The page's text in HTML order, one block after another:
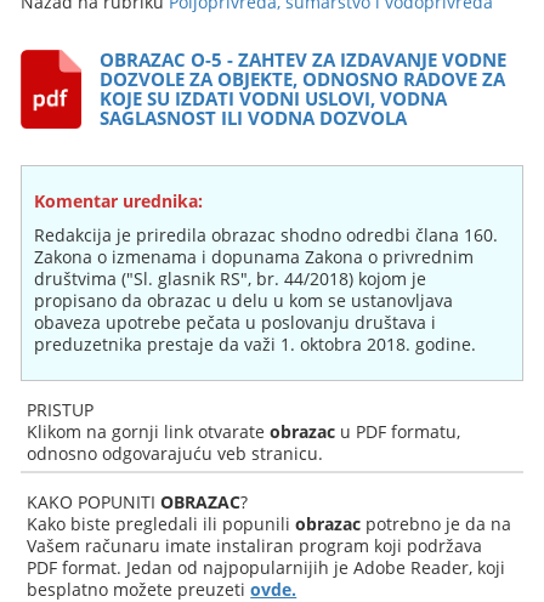
OBRAZAC O-5 - ZAHTEV ZA IZDAVANJE VODNE
DOZVOLE ZA OBJEKTE, ODNOSNO RADOVE ZA
KOJE SU IZDATI VODNI USLOVI, VODNA
SAGLASNOST ILI VODNA DOZVOLA
Komentar urednika:
Redakcija je priredila obrazac shodno odredbi člana 160.
Zakona o izmenama i dopunama Zakona o privrednim
društvima ("Sl. glasnik RS", br. 44/2018) kojom je
propisano da obrazac u delu u kom se ustanovljava
obaveza upotrebe pečata u poslovanju društava i
preduzetnika prestaje da važi 1. oktobra 2018. godine.
PRISTUP
Klikom na gornji link otvarateobrazac u PDF formatu,
odnosno odgovarajuću veb stranicu.
KAKO POPUNITIOBRAZAC?
Kako biste pregledali ili popuniliobrazac potrebno je da na
Vašem računaru imate instaliran program koji podržava
PDF format. Jedan od najpopularnijih je Adobe Reader, koji
besplatno možete preuzetiovde.